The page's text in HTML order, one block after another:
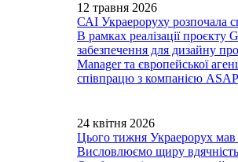
12 травня 2026
САІ Украероруху розпочала
В рамках реалізації
забезпечення для дизайну
Manager та європейської
співпрацю з компанією
24 квітня 2026
Цього тижня Украерорух мав
Висловлюємо щиру вдячність